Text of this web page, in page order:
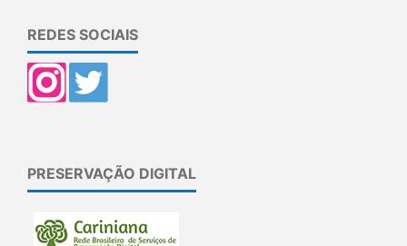
REDES SOCIAIS
PRESERVAÇÃO DIGITAL